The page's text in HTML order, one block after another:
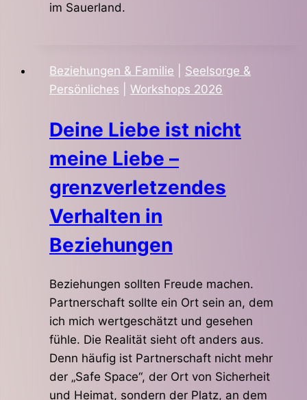
im Sauerland.
Beziehungen & Familie
Seelsorge &
Persönliches
Workshops 2026
Deine Liebe ist nicht
meine Liebe –
grenzverletzendes
Verhalten in
Beziehungen
Beziehungen sollten Freude machen.
Partnerschaft sollte ein Ort sein an, dem
ich mich wertgeschätzt und gesehen
fühle. Die Realität sieht oft anders aus.
Denn häufig ist Partnerschaft nicht mehr
der „Safe Space“, der Ort von Sicherheit
und Heimat, sondern der Platz, an dem